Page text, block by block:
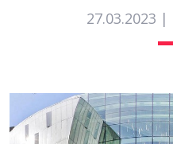
27.03.2023 |